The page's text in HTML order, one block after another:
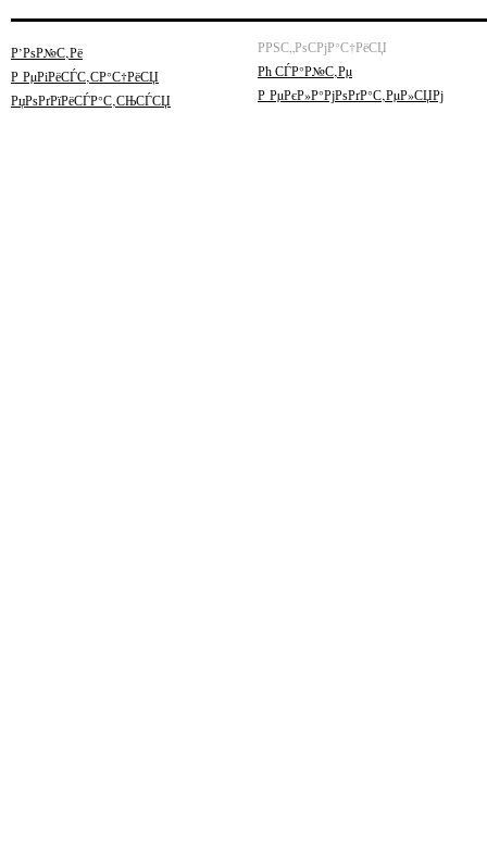
Р’РѕР№С‚Рё
Р РµРіРёСЃС‚СР°С†РёСЏ
РџРѕРґРїРёСЃР°С‚СЊСЃСЏ
РРЅС„РѕСРјР°С†РёСЏ
Рћ СЃР°Р№С‚Рµ
Р РµРєР»Р°РјРѕРґР°С‚РµР»СЏРј